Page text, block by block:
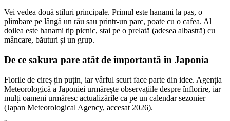
Vei vedea două stiluri principale. Primul este hanami la pas, o
plimbare pe lângă un râu sau printr-un parc, poate cu o cafea. Al
doilea este hanami tip picnic, stai pe o prelată (adesea albastră) cu
mâncare, băuturi și un grup.
De ce sakura pare atât de importantă în Japonia
Florile de cireș țin puțin, iar vârful scurt face parte din idee. Agenția
Meteorologică a Japoniei urmărește observațiile despre înflorire, iar
mulți oameni urmăresc actualizările ca pe un calendar sezonier
(Japan Meteorological Agency, accesat 2026).